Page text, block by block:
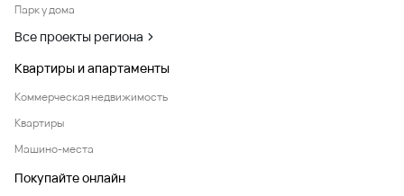
Парк у дома
Все проекты региона
Квартиры и апартаменты
Коммерческая недвижимость
Квартиры
Машино-места
Покупайте онлайн